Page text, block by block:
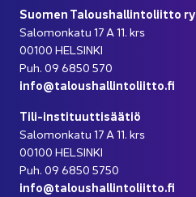
Suo­men Ta­lous­hal­lin­to­liit­to ry
Sa­lo­mon­ka­tu 17 A 11. krs
00100 HEL­SIN­KI
Puh. 09 6850 570
info@ta­lous­hal­lin­to­liit­to.fi
Tili-​instituuttisäätiö
Sa­lo­mon­ka­tu 17 A 11. krs
00100 HEL­SIN­KI
Puh. 09 6850 5750
info@ta­lous­hal­lin­to­liit­to.fi